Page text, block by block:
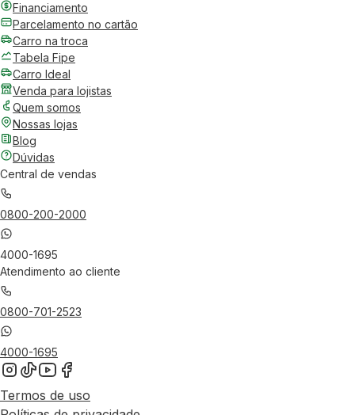
Financiamento
Parcelamento no cartão
Carro na troca
Tabela Fipe
Carro Ideal
Venda para lojistas
Quem somos
Nossas lojas
Blog
Dúvidas
Central de vendas
0800-200-2000
4000-1695
Atendimento ao cliente
0800-701-2523
4000-1695
Termos de uso